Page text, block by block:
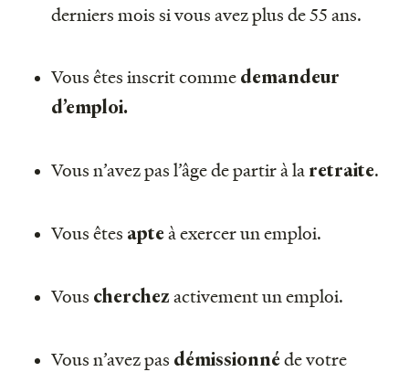
derniers mois si vous avez plus de 55 ans.
Vous êtes inscrit comme demandeur
d’emploi.
Vous n’avez pas l’âge de partir à la retraite.
Vous êtes apteà exercer un emploi.
Vous cherchezactivement un emploi.
Vous n’avez pas démissionnéde votre